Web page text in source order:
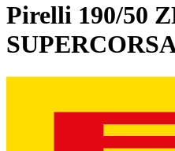
Pirelli 190/50